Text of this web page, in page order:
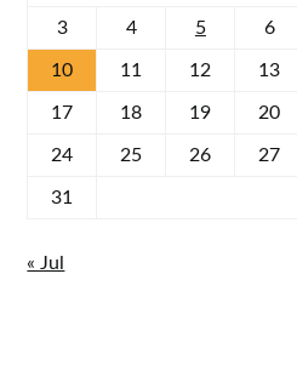
3 4 5 6
10 11 12 13
17 18 19 20
24 25 26 27
31
« Jul